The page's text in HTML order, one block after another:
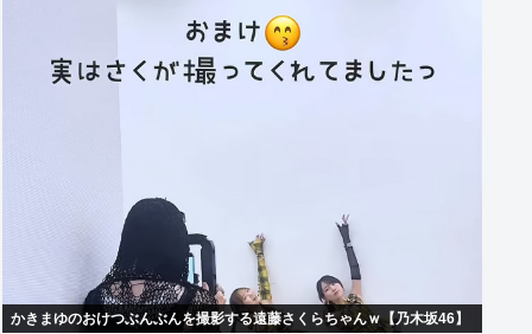
かきまゆのおけつぶんぶんを撮影する遠藤さくらちゃんｗ【乃木坂46】